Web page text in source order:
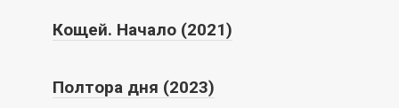
Кощей. Начало (2021)
Полтора дня (2023)